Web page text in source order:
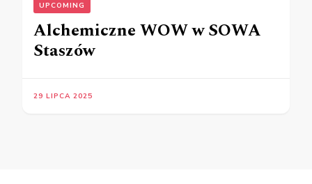
UPCOMING
Alchemiczne WOW w SOWA
Staszów
29 LIPCA 2025